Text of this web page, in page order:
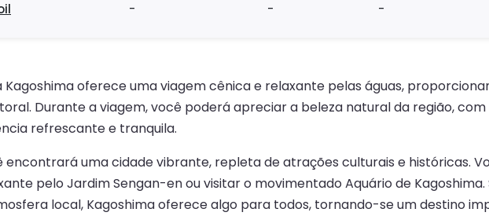
- - -
oferece uma viagem cênica e relaxante pelas águas,
Durante a viagem, você poderá apreciar a beleza natural da região,
refrescante e tranquila.
encontrará uma cidade vibrante, repleta de atrações culturais e históricas.
pelo Jardim Sengan-en ou visitar o movimentado Aquário de
local, Kagoshima oferece algo para todos, tornando-se um destino